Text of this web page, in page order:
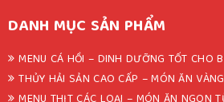
DANH MỤC SẢN PHẨM
MENU CÁ HỒI – DINH DƯỠNG TỐT CHO
THỦY HẢI SẢN CAO CẤP – MÓN ĂN